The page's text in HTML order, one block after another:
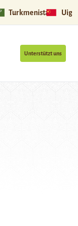
Turkmenistan
Unterstützt uns